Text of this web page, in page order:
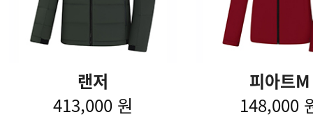
랜저
413,000 원
피아트M
148,000